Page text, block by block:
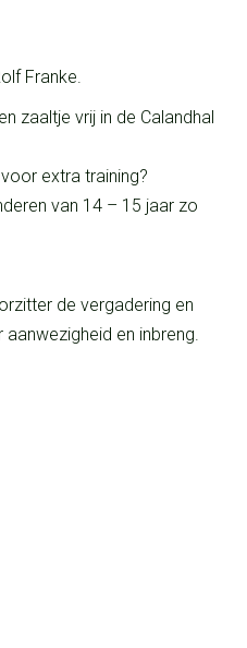
Franke.
zaaltje vrij in de Calandhal
extra training?
van 14 – 15 jaar zo
de vergadering en
en inbreng.